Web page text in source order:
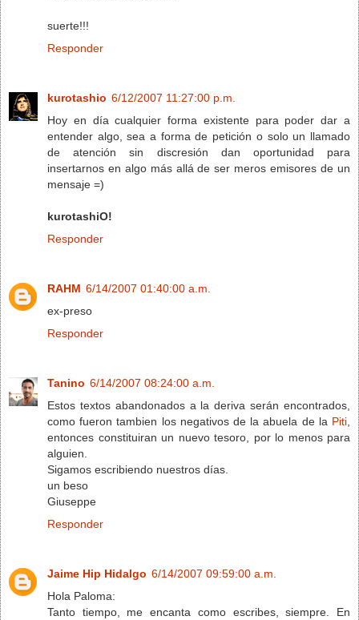
suerte!!!
Responder
kurotashio 6/12/2007 11:27:00 p.m.
Hoy en día cualquier forma existente para poder dar a
entender algo, sea a forma de petición o solo un llamado
de atención sin discresión dan oportunidad para
insertarnos en algo más allá de ser meros emisores de un
mensaje =)
kurotashiO!
Responder
RAHM 6/14/2007 01:40:00 a.m.
ex-preso
Responder
Tanino 6/14/2007 08:24:00 a.m.
Estos textos abandonados a la deriva serán encontrados,
como fueron tambien los negativos de la abuela de la Piti
entonces constituiran un nuevo tesoro, por lo menos para
alguien.
Sigamos escribiendo nuestros días.
un beso
Giuseppe
Responder
Jaime Hip Hidalgo 6/14/2007 09:59:00 a.m.
Hola Paloma:
Tanto tiempo, me encanta como escribes, siempre. En